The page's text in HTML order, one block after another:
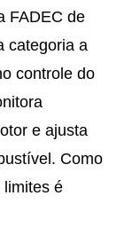
FADEC de
categoria a
controle do
e ajusta
Como
limites é